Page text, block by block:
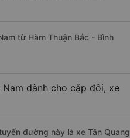
từ Hàm Thuận Bắc - Bình
dành cho cặp đôi, xe
đường này là xe Tân Quang